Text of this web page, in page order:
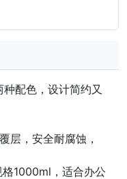
配色，设计简约又
层，安全耐腐蚀，
1000ml，适合办公